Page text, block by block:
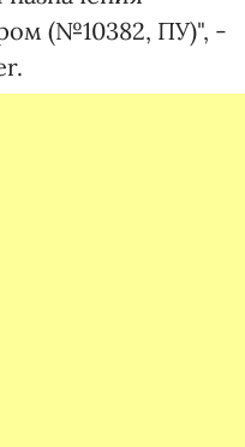
(№10382, ПУ)", -